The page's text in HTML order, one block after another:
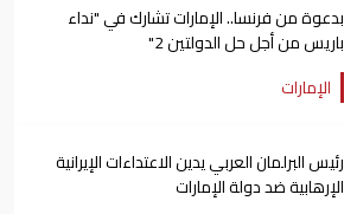
بدعوة من فرنسا.. الإمارات تشارك في "نداء
باريس من أجل حل الدولتين 2"
الإمارات
رئيس البرلمان العربي يدين الاعتداءات الإيرانية
الإرهابية ضد دولة الإمارات